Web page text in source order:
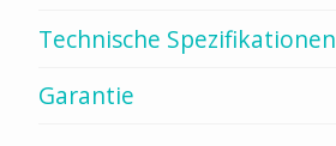
Technische Spezifikationen
Garantie